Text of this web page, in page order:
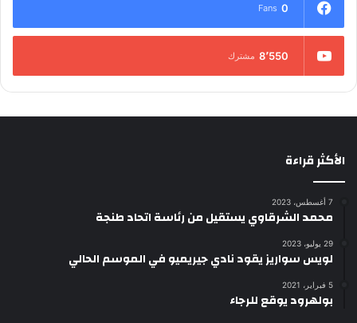
0
Fans
8٬550 مشترك
الأكثر قراءة
7 أغسطس، 2023
محمد الشرقاوي يستقيل من رئاسة اتحاد طنجة
29 يوليو، 2023
لويس سواريز يقود نادي جيريميو في الموسم الحالي
5 فبراير، 2021
بولهرود يوقع للرجاء